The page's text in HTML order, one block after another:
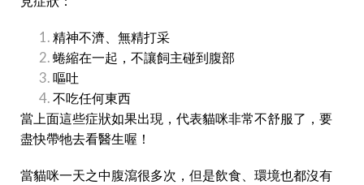
精神不濟、無精打采
蜷縮在一起，不讓飼主碰到腹部
嘔吐
不吃任何東西
當上面這些症狀如果出現，代表貓咪非常不舒服了，要
盡快帶牠去看醫生喔！
當貓咪一天之中腹瀉很多次，但是飲食、環境也都沒有